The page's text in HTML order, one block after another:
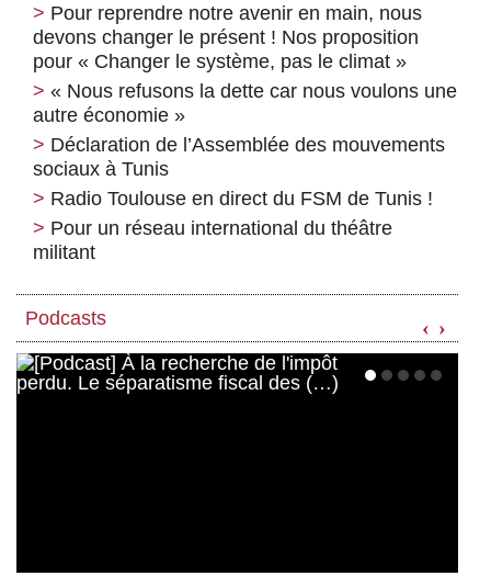
Pour reprendre notre avenir en main, nous
devons changer le présent ! Nos proposition
pour « Changer le système, pas le climat »
« Nous refusons la dette car nous voulons une
autre économie »
Déclaration de l’Assemblée des mouvements
sociaux à Tunis
Radio Toulouse en direct du FSM de Tunis !
Pour un réseau international du théâtre
militant
Podcasts ‹ ›